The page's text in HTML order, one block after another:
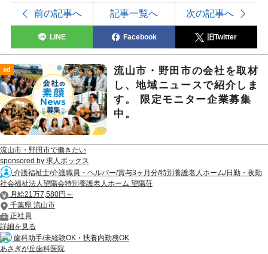
前の記事へ 記事一覧へ 次の記事へ
LINE Facebook 旧Twitter
ad
流山市・野田市の会社を取材
し、地域ニュースで紹介しま
す。 限定モニター企業募集
中。
流山市・野田市で働きたい
sponsored by 求人ボックス
介護福祉士/介護職員・ヘルパー/賞与3ヶ月分/特別養護老人ホーム/日勤・夜勤
社会福祉法人望陽会特別養護老人ホーム 望陽荘
月給21万7,580円～
千葉県 流山市
正社員
詳細を見る
歯科助手/未経験OK・扶養内勤務OK
あさぎが丘歯科医院